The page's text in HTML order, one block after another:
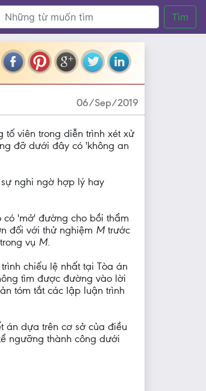
Tìm
06/Sep/2019
tố viên trong diễn trình xét xử
đỡ dưới đây có 'không an
nghi ngờ hợp lý hay
'mở' đường cho bồi thẩm
đối với thử nghiệm M trước
vụ M.
chiếu lệ nhất tại Tòa án
tìm được đường vào lời
tóm tắt các lập luận trình
án dựa trên cơ sở của điều
ngưỡng thành công dưới